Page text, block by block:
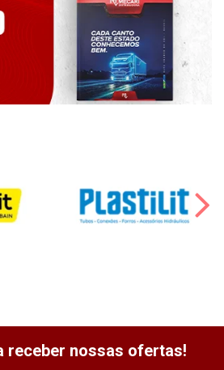
receber nossas ofertas!